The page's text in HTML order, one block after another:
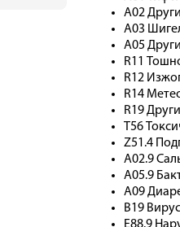
A02
A03
A05
R11
R12
R14
R19
T56
Z51.4
A02.9
A05.9
A09
B19